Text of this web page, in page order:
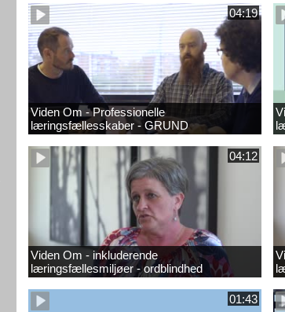
04:19
Viden Om - Professionelle
læringsfællesskaber - GRUND
04:12
Viden Om - inkluderende
læringsfællesmiljøer - ordblindhed
01:43